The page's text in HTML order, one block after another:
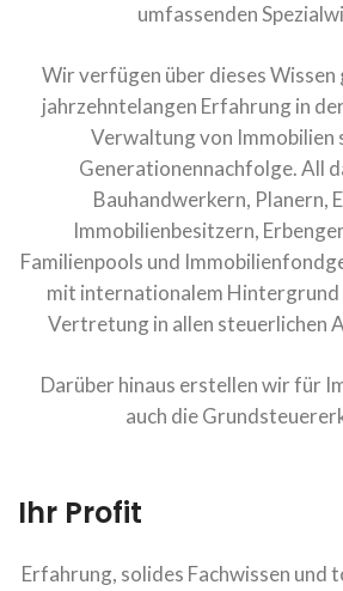
umfassenden
Wir verfügen über dieses
jahrzehntelangen Erfahrung in
Verwaltung von Immobilien
Generationennachfolge. All
Bauhandwerkern, Planern,
Immobilienbesitzern,
Familienpools und
mit internationalem Hintergrund
Vertretung in allen steuerlichen
Darüber hinaus erstellen wir für
auch die
Ihr Profit
Erfahrung, solides Fachwissen und